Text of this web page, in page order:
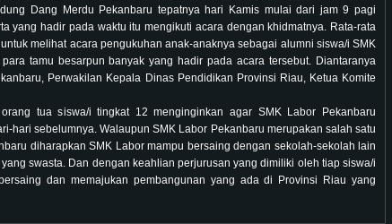
Dang Merdu Pekanbaru tepatnya hari Kamis mulai dari jam 9 pagi
yang hadir pada waktu itu mengikuti acara dengan khidmatnya. Rata-rata
melihat acara pengukuhan anak-anaknya sebagai alumni siswa/i SMK
tamu besarpun banyak yang hadir pada acara tersebut. Diantaranya
Perwakilan Kepala Dinas Pendidikan Provinsi Riau, Ketua Komite
tua siswa/i tingkat 12 menginginkan agar SMK Labor Pekanbaru
hari sebelumnya. Walaupun SMK Labor Pekanbaru merupakan salah satu
diharapkan SMK Labor mampu bersaing dengan sekolah-sekolah lain
swasta. Dan dengan keahlian perjurusan yang dimiliki oleh tiap siswa/i
dan memajukan pembangunan yang ada di Provinsi Riau yang